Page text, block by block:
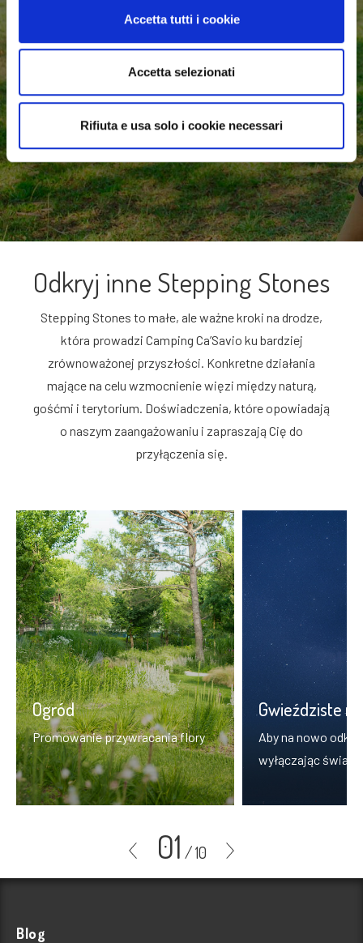
Accetta tutti i cookie
Accetta selezionati
Rifiuta e usa solo i cookie necessari
Robin Hobb
Odkryj inne Stepping Stones
Stepping Stones to małe, ale ważne kroki na drodze,
która prowadzi Camping Ca’Savio ku bardziej
zrównoważonej przyszłości. Konkretne działania
mające na celu wzmocnienie więzi między naturą,
gośćmi i terytorium. Doświadczenia, które opowiadają
o naszym zaangażowaniu i zapraszają Cię do
przyłączenia się.
Ogród
Promowanie przywracania flory
Gwieździste
Aby na nowo
wyłączając
01 /10
Blog